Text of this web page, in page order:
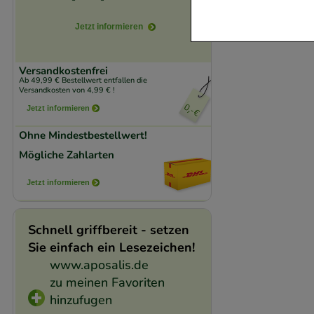
verzichtet werden
Jetzt informieren
Versandkostenfrei
Ab 49,99 € Bestellwert entfallen die
Versandkosten von 4,99 € !
Jetzt informieren
Ohne Mindestbestellwert!
Mögliche Zahlarten
Jetzt informieren
Schnell griffbereit - setzen
Sie einfach ein Lesezeichen!
www.aposalis.de
zu meinen Favoriten
hinzufugen